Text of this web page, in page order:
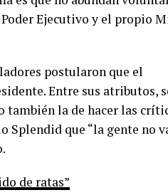
Ejecutivo y el propio
postularon que el
Entre sus atributos,
también la de hacer las
Splendid que “la gente no
de ratas”